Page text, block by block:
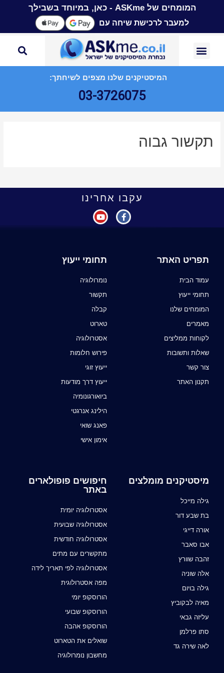
המומחים של ASKme - כאן, במיוחד בשבילך
למעבר לרכישת שיחה עם
המיסטיקנים שלנו מצפים לשיחתך:
03-3726075
תקשור גבוה
עקבו אחרינו
תפריט האתר
עמוד הבית
תחומי ייעוץ
המומחים שלנו
מאמרים
לקוחות ממליצים
שאלות ותשובות
צור קשר
תקנון האתר
תחומי ייעוץ
נומרולוגיה
תקשור
קבלה
טארוט
אסטרולוגיה
פירוש חלומות
ייעוץ זוגי
ייעוץ דרך מודעות
ביואורגונומיה
הילינג אנרגטי
פאנג שואי
אימון אישי
מיסטיקנים מומלצים
גילה מייכל
בת שבע דור
אורה דייגי
אבו סאבר
זהבה שוורץ
אלה שוניה
גילה בויום
מאיה לבקוביץ
עליזה גבאי
סתו פרלמן
לאה שירה גד
חיפושים פופולארים
באתר
אסטרולוגיה יומית
אסטרולוגיה שבועית
אסטרולוגיה חודשית
מתקשרים עם מתים
אסטרולוגיה לפי תאריך לידה
מפה אסטרולוגית
הורוסקופ יומי
הורוסקופ שבועי
הורוסקופ אהבה
שואלים את הטארוט
מחשבון נומרולוגיה